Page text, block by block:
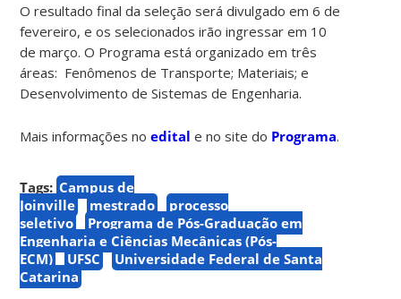
O resultado final da seleção será divulgado em 6 de
fevereiro, e os selecionados irão ingressar em 10
de março. O Programa está organizado em três
áreas: Fenômenos de Transporte; Materiais; e
Desenvolvimento de Sistemas de Engenharia.
Mais informações noedital e no site do Programa.
Tags: Campus de
Joinville
mestrado
processo
seletivo
Programa de Pós-Graduação em
Engenharia e Ciências Mecânicas (Pós-
ECM)
UFSC
Universidade Federal de Santa
Catarina